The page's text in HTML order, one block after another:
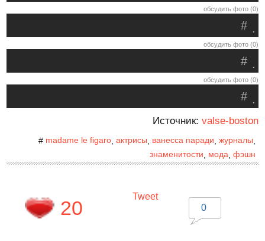
обсудить фото (0)
.
#
обсудить фото (0)
.
#
обсудить фото (0)
.
#
Источник: valse-boston
# madame le figaro, актрисы ванесса паради журналы
знаменитости
мода, фэшн
20
Tweet
0